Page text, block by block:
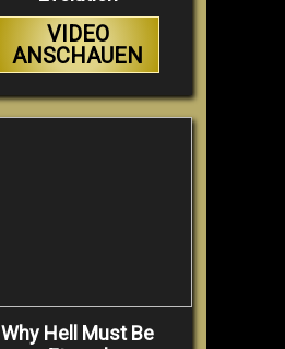
VIDEO
ANSCHAUEN
Why Hell Must Be